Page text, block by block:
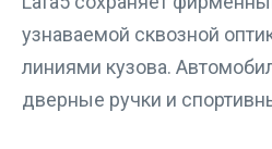
узнаваемой сквозной
линиями кузова.
дверные ручки и